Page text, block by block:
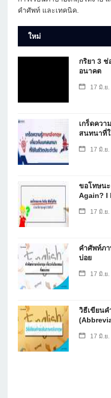
คำศัพท์ และเทคนิค.
ใหม่
กริยา 3
อนาคต
17 มิ.ย.
เกร็ดควา
สนทนาที่
17 มิ.ย.
ขอโทษนะ
Again? I
17 มิ.ย.
คำศัพท์ภา
บ่อย
17 มิ.ย.
วิธีเขียนค
17 มิ.ย.